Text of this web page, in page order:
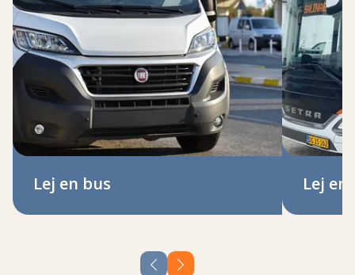
Lej en bus Lej